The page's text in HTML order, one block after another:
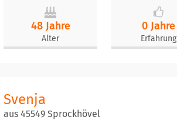
48 Jahre
Alter
0 Jahre
Erfahrung
Svenja
aus 45549 Sprockhövel